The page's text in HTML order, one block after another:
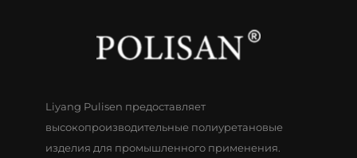
Liyang Pulisen предоставляет
высокопроизводительные полиуретановые
изделия для промышленного применения.